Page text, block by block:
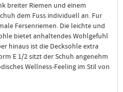
breiter Riemen und einem
dem Fuss individuell an. Fur
Fersenriemen. Die leichte und
bietet anhaltendes Wohlgefuhl
hinaus ist die Decksohle extra
E 1/2 sitzt der Schuh angenehm
Wellness-Feeling im Stil von